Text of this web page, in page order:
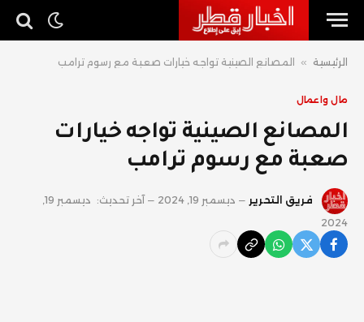
الرئيسية » المصانع الصينية تواجه خيارات صعبة مع رسوم ترامب
مال واعمال
المصانع الصينية تواجه خيارات
صعبة مع رسوم ترامب
فريق التحرير ديسمبر 19, 2024 آخر تحديث:
ديسمبر 19,
2024